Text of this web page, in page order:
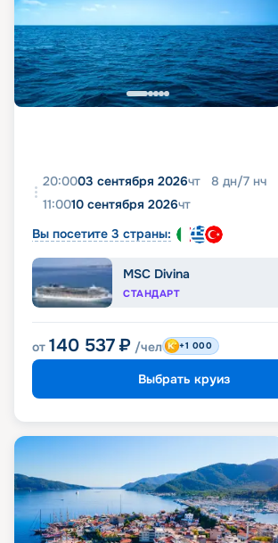
20:0003 сентября 2026чт 8 дн/7 нч
11:0010 сентября 2026чт
Вы посетите 3 страны:
MSC Divina
СТАНДАРТ
от 140 537 ₽ /чел +1 000
Выбрать круиз